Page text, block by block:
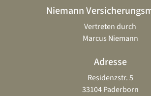
Niemann
Vertreten durch
Marcus Niemann
Adresse
Residenzstr. 5
33104 Paderborn